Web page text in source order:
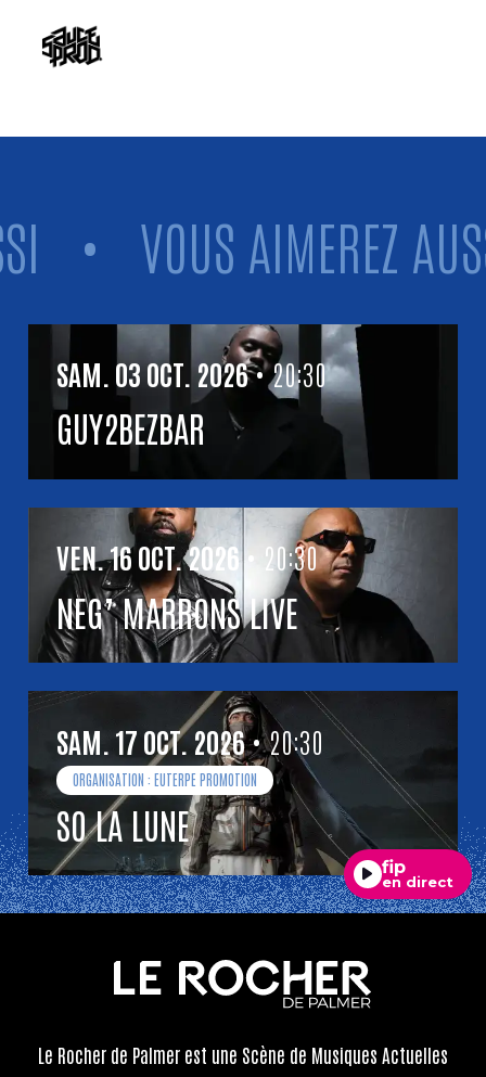
Vous aimerez aussi
• VOUS AIMEREZ AUSSI
SAMEDI
SAM. 03OCTOBRE
OCT. 2026• 20:30
GUY2BEZBAR
VENDREDI
VEN.16OCTOBRE
OCT.2026 • 20:30
NEG’ MARRONS LIVE
SAMEDI
SAM. 17 OCTOBRE
OCT. 2026• 20:30
ORGANISATION : EUTERPE PROMOTION
SO LA LUNE
fip
en direct
Le Rocher de Palmer est une Scène de Musiques Actuelles